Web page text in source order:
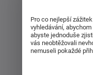
Pro co nejlepší
vyhledávání,
abyste jednoduše
vás neobtěžovali
nemuseli pokaždé